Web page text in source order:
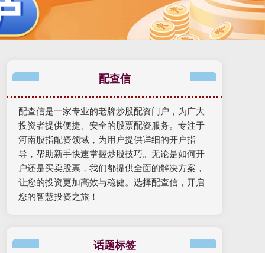
配查信
配查信是一家专业的老牌炒股配资门户，为广大
投资者提供便捷、安全的股票配资服务。专注于
河南股指配资领域，为用户提供详细的开户指
导，帮助新手快速掌握炒股技巧。无论是如何开
户还是买卖股票，我们都提供全面的解决方案，
让您的投资更加高效与稳健。选择配查信，开启
您的智慧投资之旅！
话题标签